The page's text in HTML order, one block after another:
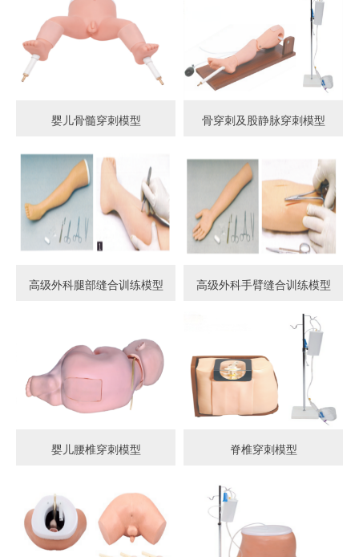
婴儿骨髓穿刺模型 骨穿刺及股静脉穿刺模型
高级外科腿部缝合训练模型 高级外科手臂缝合训练模型
婴儿腰椎穿刺模型 脊椎穿刺模型